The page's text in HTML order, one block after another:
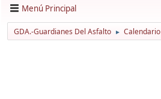
Menú Principal
GDA.-Guardianes Del Asfalto ► Calendario